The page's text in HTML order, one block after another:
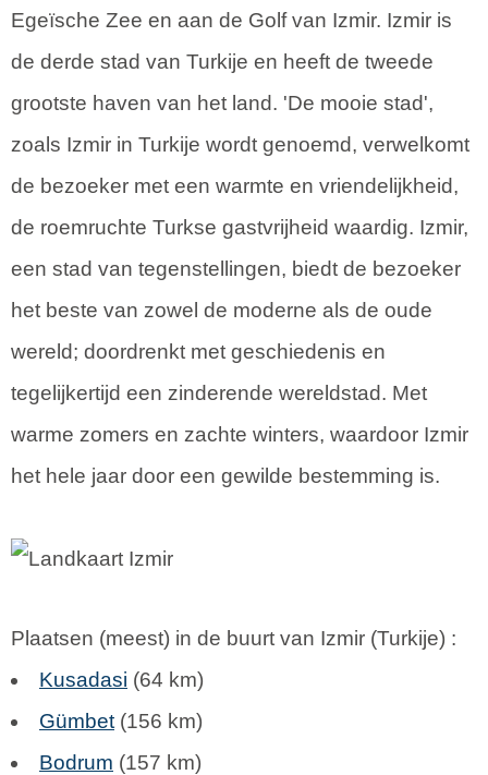
Egeïsche Zee en aan de Golf van Izmir. Izmir is
de derde stad van Turkije en heeft de tweede
grootste haven van het land. 'De mooie stad',
zoals Izmir in Turkije wordt genoemd, verwelkomt
de bezoeker met een warmte en vriendelijkheid,
de roemruchte Turkse gastvrijheid waardig. Izmir,
een stad van tegenstellingen, biedt de bezoeker
het beste van zowel de moderne als de oude
wereld; doordrenkt met geschiedenis en
tegelijkertijd een zinderende wereldstad. Met
warme zomers en zachte winters, waardoor Izmir
het hele jaar door een gewilde bestemming is.
Plaatsen (meest) in de buurt van Izmir (Turkije) :
Kusadasi (64 km)
Gümbet (156 km)
Bodrum (157 km)